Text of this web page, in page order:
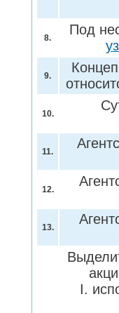
8.
Под
9.
10.
11.
12.
13.
I.